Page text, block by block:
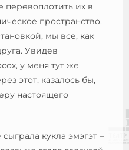
перевоплотить их в
пространство.
мы все, как
Увидев
у меня тут же
этот, казалось бы,
настоящего
кукла эмэгэт –